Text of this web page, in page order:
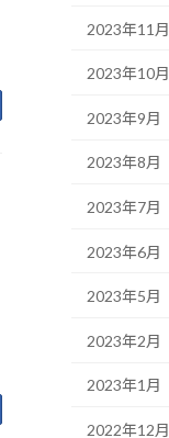
2023年11月
2023年10月
2023年9月
2023年8月
2023年7月
2023年6月
2023年5月
2023年2月
2023年1月
2022年12月